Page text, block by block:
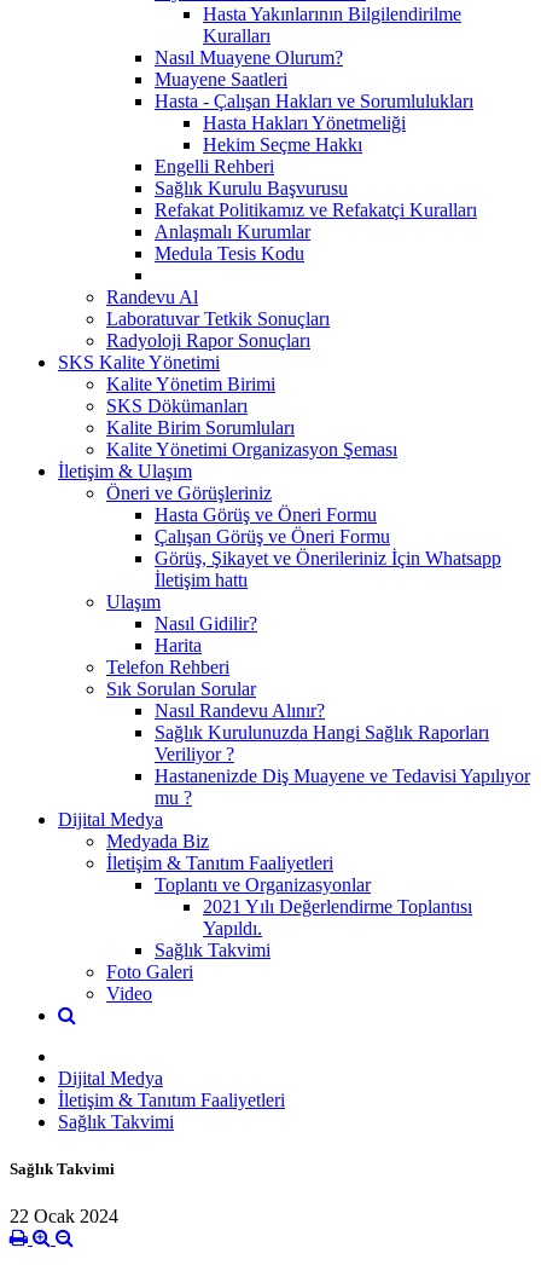
Hasta Yakınlarının Bilgilendirilme
Kuralları
Nasıl Muayene Olurum?
Muayene Saatleri
Hasta - Çalışan Hakları ve Sorumlulukları
Hasta Hakları Yönetmeliği
Hekim Seçme Hakkı
Engelli Rehberi
Sağlık Kurulu Başvurusu
Refakat Politikamız ve Refakatçi Kuralları
Anlaşmalı Kurumlar
Medula Tesis Kodu
Randevu Al
Laboratuvar Tetkik Sonuçları
Radyoloji Rapor Sonuçları
SKS Kalite Yönetimi
Kalite Yönetim Birimi
SKS Dökümanları
Kalite Birim Sorumluları
Kalite Yönetimi Organizasyon Şeması
İletişim & Ulaşım
Öneri ve Görüşleriniz
Hasta Görüş ve Öneri Formu
Çalışan Görüş ve Öneri Formu
Görüş, Şikayet ve Önerileriniz İçin Whatsapp
İletişim hattı
Ulaşım
Nasıl Gidilir?
Harita
Telefon Rehberi
Sık Sorulan Sorular
Nasıl Randevu Alınır?
Sağlık Kurulunuzda Hangi Sağlık Raporları
Veriliyor ?
Hastanenizde Diş Muayene ve Tedavisi Yapılıyor
mu ?
Dijital Medya
Medyada Biz
İletişim & Tanıtım Faaliyetleri
Toplantı ve Organizasyonlar
2021 Yılı Değerlendirme Toplantısı
Yapıldı.
Sağlık Takvimi
Foto Galeri
Video
Dijital Medya
İletişim & Tanıtım Faaliyetleri
Sağlık Takvimi
Sağlık Takvimi
22 Ocak 2024